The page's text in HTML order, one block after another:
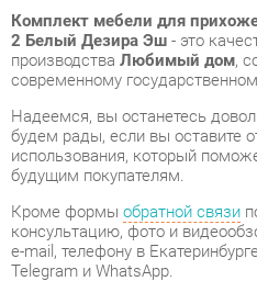
Надеемся, вы останетесь
будем рады, если вы оставите
использования, который
будущим покупателям.
консультацию, фото и
e-mail, телефону в
Telegram и WhatsApp.
нашем шоу-руме и купить
Любимый дом Марта ЛД 2
самостоятельно забрав его с
г. Екатеринбург. Полный список